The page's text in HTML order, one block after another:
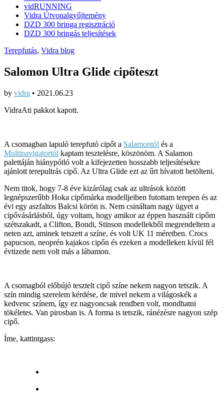
vidRUNNING
Vidra Útvonalgyűjtemény
DZD 300 bringa regisztráció
DZD 300 bringás teljesítések
Terepfutás, Vidra blog
Salomon Ultra Glide cipőteszt
by vidra • 2021.06.23
VidraAti pakkot kapott.
A csomagban lapuló terepfutó cipőt a Salamontól és a
Multinavigatortól kaptam tesztelésre, köszönöm. A Salamon
palettáján hiánypótló volt a kifejezetten hosszabb teljesítésekre
ajánlott terepultrás cipő. Az Ultra Glide ezt az űrt hívatott betölteni.
Nem titok, hogy 7-8 éve kizárólag csak az ultrások között
legnépszerűbb Hoka cipőmárka modelljeiben futottam terepen és az
évi egy aszfaltos Balcsi körön is. Nem csináltam nagy ügyet a
cipővásárlásból, úgy voltam, hogy amikor az éppen használt cipőm
szétszakadt, a Clifton, Bondi, Stinson modellekből megrendeltem a
neten azt, aminek tetszett a színe, és volt UK 11 méretben. Crocs
papucson, neoprén kajakos cipőn és ezeken a modelleken kívül fél
évtizede nem volt más a lábamon.
A csomagból előbújó tesztelt cipő színe nekem nagyon tetszik. A
szín mindig szerelem kérdése, de mivel nekem a világoskék a
kedvenc színem, így ez nagyoncsak rendben volt, mondhatni
tökéletes. Van pirosban is. A forma is tetszik, ránézésre nagyon szép
cipő.
Íme, kattintgass: